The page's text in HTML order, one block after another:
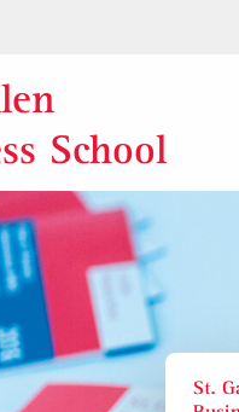
School